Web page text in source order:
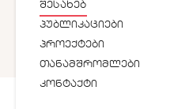
ᲨᲔᲡᲐᲮᲔᲑ
ᲞᲣᲑᲚᲘᲙᲐᲪᲘᲔᲑᲘ
ᲞᲠᲝᲔᲥᲢᲔᲑᲘ
ᲗᲐᲜᲐᲛᲨᲠᲝᲛᲚᲔᲑᲘ
ᲙᲝᲜᲢᲐᲥᲢᲘ